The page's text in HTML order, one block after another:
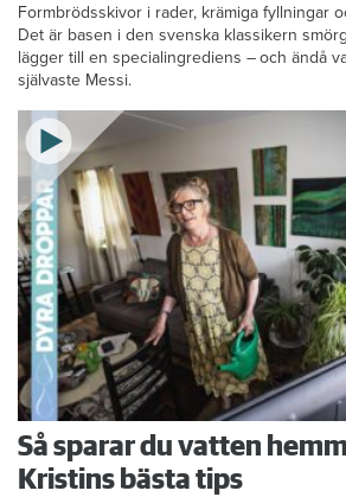
Formbrödsskivor i rader, krämiga fyllningar
Det är basen i den svenska klassikern
lägger till en specialingrediens – och ändå
självaste Messi.
Så sparar du vatten
Kristins bästa tips